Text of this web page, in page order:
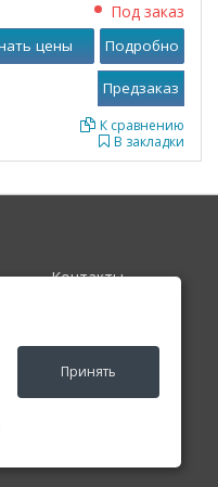
Принять
Под заказ
В закладки
К сравнению
цены Подробно
Контакты
в Петербурге